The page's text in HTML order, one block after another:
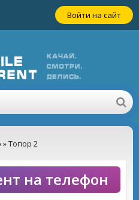
Войти на сайт
» Топор 2
на телефон